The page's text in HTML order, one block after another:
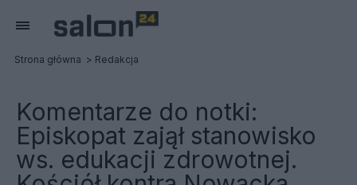
Strona główna Redakcja
Komentarze do notki:
Episkopat zajął stanowisko
ws. edukacji zdrowotnej.